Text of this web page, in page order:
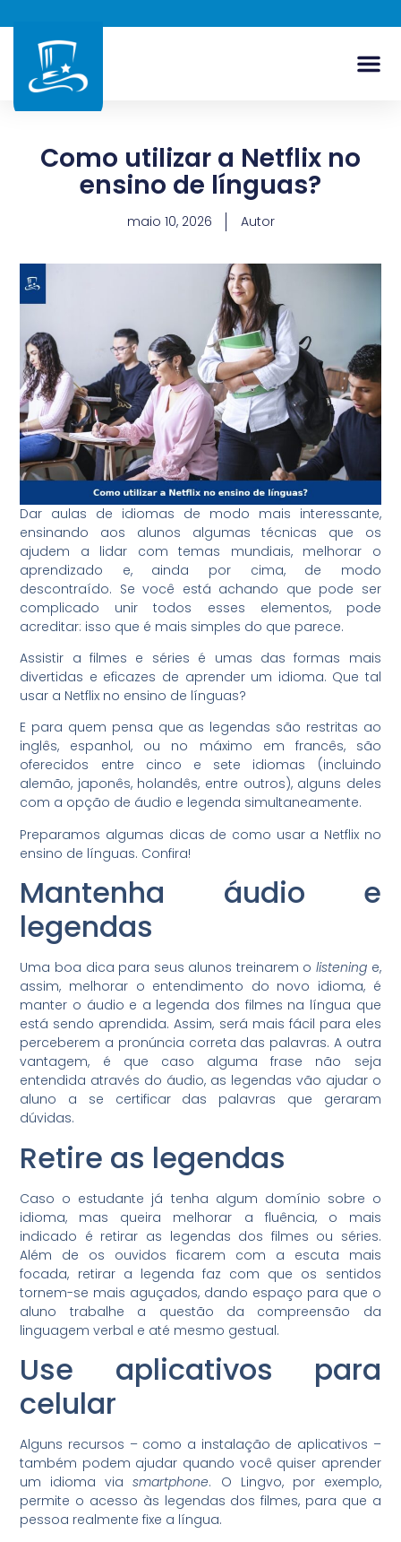
Como utilizar a Netflix no
ensino de línguas?
maio 10, 2026 Autor
Dar aulas de idiomas de modo mais interessante,
ensinando aos alunos algumas técnicas que os
ajudem a lidar com temas mundiais, melhorar o
aprendizado e, ainda por cima, de modo
descontraído. Se você está achando que pode ser
complicado unir todos esses elementos, pode
acreditar: isso que é mais simples do que parece.
Assistir a filmes e séries é umas das formas mais
divertidas e eficazes de aprender um idioma. Que tal
usar a Netflix no ensino de línguas?
E para quem pensa que as legendas são restritas ao
inglês, espanhol, ou no máximo em francês, são
oferecidos entre cinco e sete idiomas (incluindo
alemão, japonês, holandês, entre outros), alguns deles
com a opção de áudio e legenda simultaneamente.
Preparamos algumas dicas de como usar a Netflix no
ensino de línguas. Confira!
Mantenha áudio e
legendas
Uma boa dica para seus alunos treinarem olistening e,
assim, melhorar o entendimento do novo idioma, é
manter o áudio e a legenda dos filmes na língua que
está sendo aprendida. Assim, será mais fácil para eles
perceberem a pronúncia correta das palavras. A outra
vantagem, é que caso alguma frase não seja
entendida através do áudio, as legendas vão ajudar o
aluno a se certificar das palavras que geraram
dúvidas.
Retire as legendas
Caso o estudante já tenha algum domínio sobre o
idioma, mas queira melhorar a fluência, o mais
indicado é retirar as legendas dos filmes ou séries.
Além de os ouvidos ficarem com a escuta mais
focada, retirar a legenda faz com que os sentidos
tornem-se mais aguçados, dando espaço para que o
aluno trabalhe a questão da compreensão da
linguagem verbal e até mesmo gestual.
Use aplicativos para
celular
Alguns recursos – como a instalação de aplicativos –
também podem ajudar quando você quiser aprender
um idioma viasmartphone. O Lingvo, por exemplo,
permite o acesso às legendas dos filmes, para que a
pessoa realmente fixe a língua.